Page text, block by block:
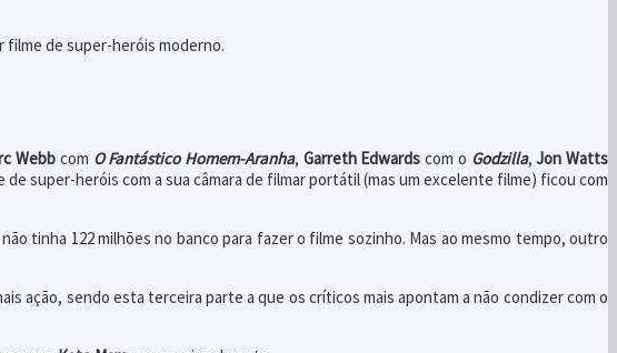
filme de super-heróis moderno.
Webb com O Fantástico Homem-Aranha, Garreth Edwards com o Godzilla,Jon Watts
super-heróis com a sua câmara de filmar portátil (mas um excelente filme) ficou com
tinha 122 milhões no banco para fazer o filme sozinho. Mas ao mesmo tempo, outro
ação, sendo esta terceira parte a que os críticos mais apontam a não condizer com o